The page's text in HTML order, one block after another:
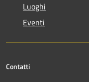
Luoghi
Eventi
Contatti